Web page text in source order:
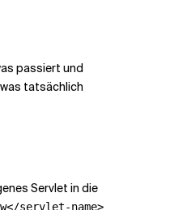
passiert und
tatsächlich
Servlet in die
servlet-name>